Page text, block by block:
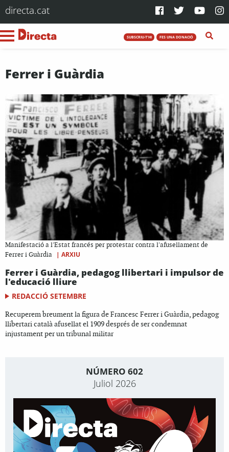
directa.cat
SUBSCRIU-T'HI FES UNA DONACIÓ
Ferrer i Guàrdia
Manifestació a l'Estat francés per protestar contra l'afusellament de
Ferrer i Guàrdia
| ARXIU
Ferrer i Guàrdia, pedagog llibertari i impulsor de
l'educació lliure
REDACCIÓ SETEMBRE
Recuperem breument la figura de Francesc Ferrer i Guàrdia, pedagog
llibertari català afusellat el 1909 després de ser condemnat
injustament per un tribunal militar
NÚMERO 602
Juliol 2026